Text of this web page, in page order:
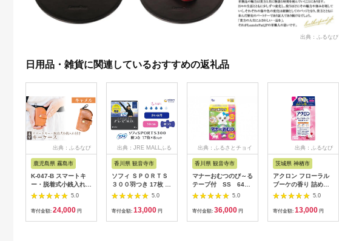
出典：ふるなび
日用品・雑貨に関連しているおすすめの返礼品
出典：ふるなび
鹿児島県 霧島市
K-047-B スマートキ
ー・脱着式小銭入れ付
きキーケース＜キャメ
ル＞【m's】霧島市 革
革製品 牛革 本革 ヌメ
5.0
寄付金額: 24,000 円
出典：JRE MALLふる
香川県 観音寺市
ソフィ ＳＰＯＲＴＳ
３００羽つき 17枚 ×8
日用品 生理用品 ナプ
キン ずれに強い スポ
ーツ用 ユニチャーム
5.0
寄付金額: 13,000 円
出典：ふるさとチョイ
香川県 観音寺市
マナーおむつのび～る
テープ付 SS 64枚
× 6袋
5.0
寄付金額: 36,000 円
出典：ふるなび
茨城県 神栖市
アクロン フローラル
ブーケの香り 詰め替
え用12袋 セット おし
5.0
寄付金額: 13,000 円